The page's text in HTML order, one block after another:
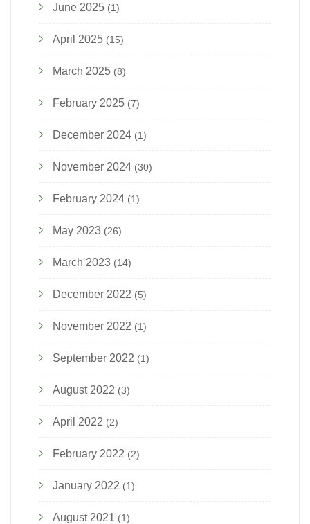
June 2025 (1)
April 2025 (15)
March 2025 (8)
February 2025 (7)
December 2024 (1)
November 2024 (30)
February 2024 (1)
May 2023 (26)
March 2023 (14)
December 2022 (5)
November 2022 (1)
September 2022 (1)
August 2022 (3)
April 2022 (2)
February 2022 (2)
January 2022 (1)
August 2021 (1)